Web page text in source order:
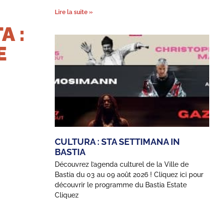
:
Lire la suite »
CULTURA : STA SETTIMANA IN
BASTIA
Découvrez l’agenda culturel de la Ville de
Bastia du 03 au 09 août 2026 ! Cliquez ici pour
découvrir le programme du Bastia Estate
Cliquez